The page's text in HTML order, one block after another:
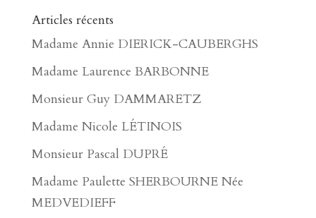
Articles récents
Madame Annie DIERICK-CAUBERGHS
Madame Laurence BARBONNE
Monsieur Guy DAMMARETZ
Madame Nicole LÉTINOIS
Monsieur Pascal DUPRÉ
Madame Paulette SHERBOURNE Née
MEDVEDIEFF